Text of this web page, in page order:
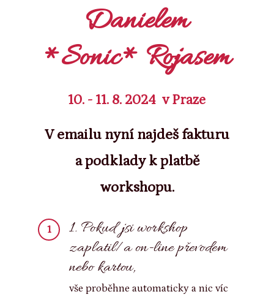
Danielem
*Sonic* Rojasem
10. - 11. 8. 2024 v Praze
V emailu nyní najdeš fakturu
a podklady k platbě
workshopu.
1
1. Pokud jsi workshop
zaplatil/a on-line převodem
nebo kartou,
vše proběhne automaticky a nic víc